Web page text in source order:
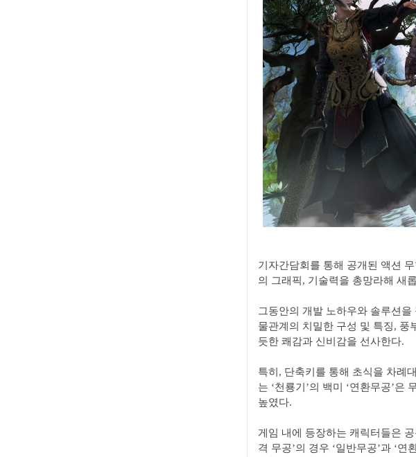
기자간담회를 통해 공개된 액션
의 그래픽, 기술력을 총망라해 새
그동안의 개발 노하우와 솔루션을
물관계의 치밀한 구성 및 특징, 풍
듯한 쾌감과 신비감을 선사한다.
특히, 단축키를 통해 초식을 차례
는 ‘천룡기’의 백미 ‘연환무공’
높였다.
게임 내에 등장하는 캐릭터들은
격 무공’의 경우 ‘일반무공’과 ‘연